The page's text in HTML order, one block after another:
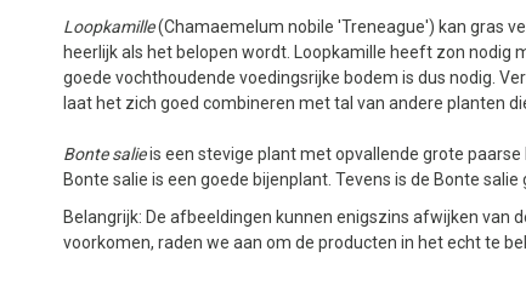
Loopkamille(Chamaemelum nobile 'Treneague') kan gras
heerlijk als het belopen wordt. Loopkamille heeft zon nodig
goede vochthoudende voedingsrijke bodem is dus nodig.
laat het zich goed combineren met tal van andere planten
Bonte salieis een stevige plant met opvallende grote
Bonte salie is een goede bijenplant. Tevens is de Bonte salie
Belangrijk: De afbeeldingen kunnen enigszins afwijken van
voorkomen, raden we aan om de producten in het echt te